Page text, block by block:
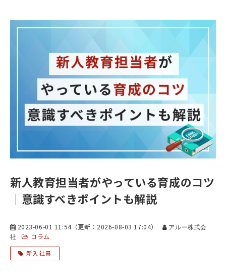
新人教育担当者がやっている育成のコツ
｜意識すべきポイントも解説
2023-06-01 11:54（更新： 2026-08-03 17:04）
アルー株式会
社
コラム
新入社員